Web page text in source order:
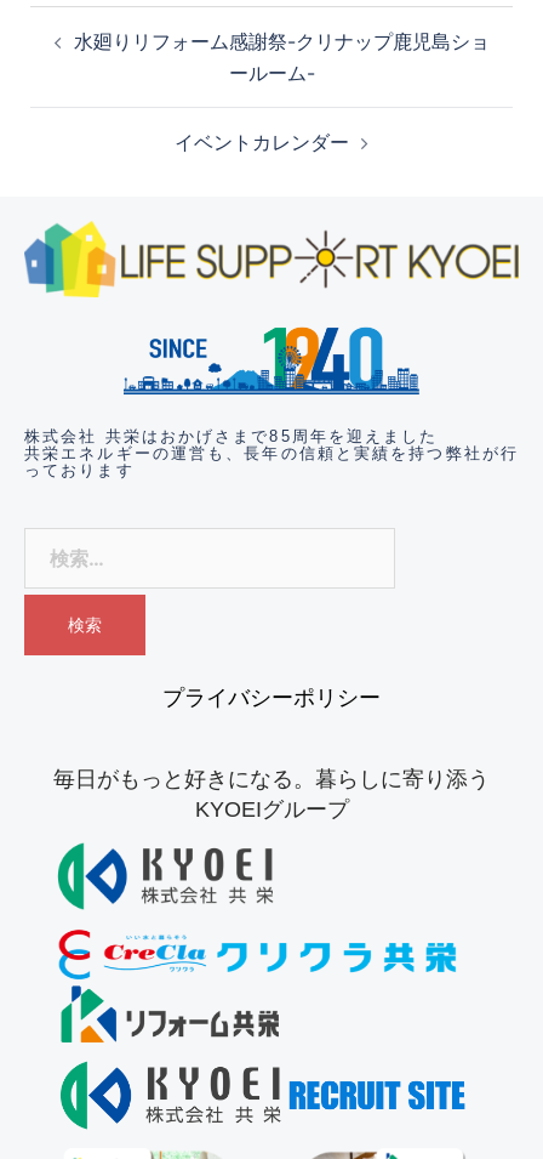
株式会社 共栄はおかげさまで85周年を迎えました
共栄エネルギーの運営も、長年の信頼と実績 を持つ弊社が行
っております
プライバシーポリシー
毎日がもっと好きになる。暮らしに寄り添う
KYOEIグループ